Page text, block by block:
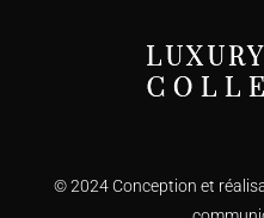
© 2024 Conception et